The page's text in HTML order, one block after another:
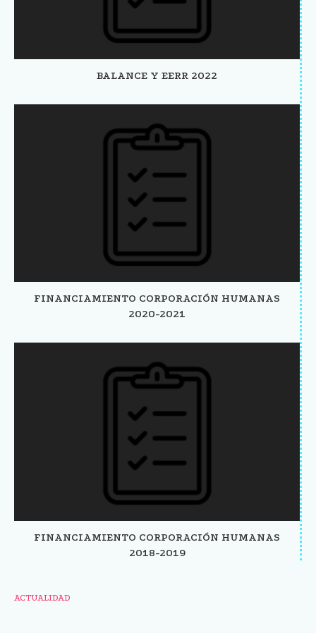
BALANCE Y EERR 2022
FINANCIAMIENTO CORPORACIÓN HUMANAS
2020-2021
FINANCIAMIENTO CORPORACIÓN HUMANAS
2018-2019
ACTUALIDAD